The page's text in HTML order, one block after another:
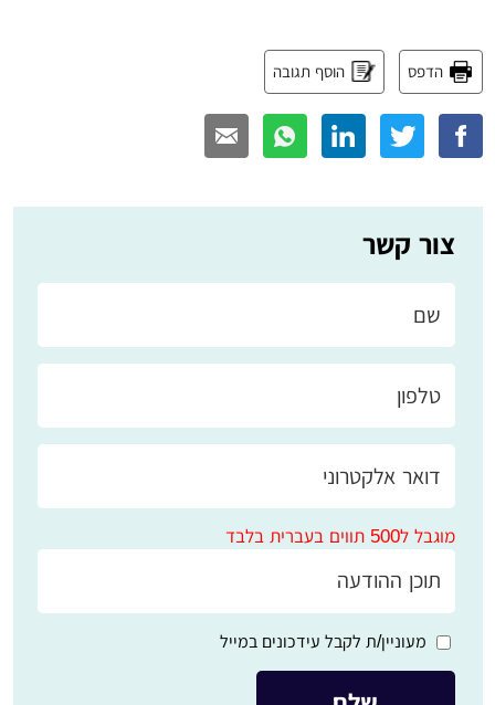
צור קשר
מוגבל ל500 תווים בעברית בלבד
מעוניין/ת לקבל עידכונים במייל
הדפס הוסף תגובה